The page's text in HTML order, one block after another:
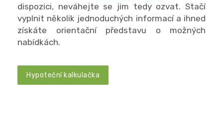
dispozici, neváhejte se jim tedy ozvat. Stačí
vyplnit několik jednoduchých informací a ihned
získáte orientační představu o možných
nabídkách.
Hypoteční kalkulačka